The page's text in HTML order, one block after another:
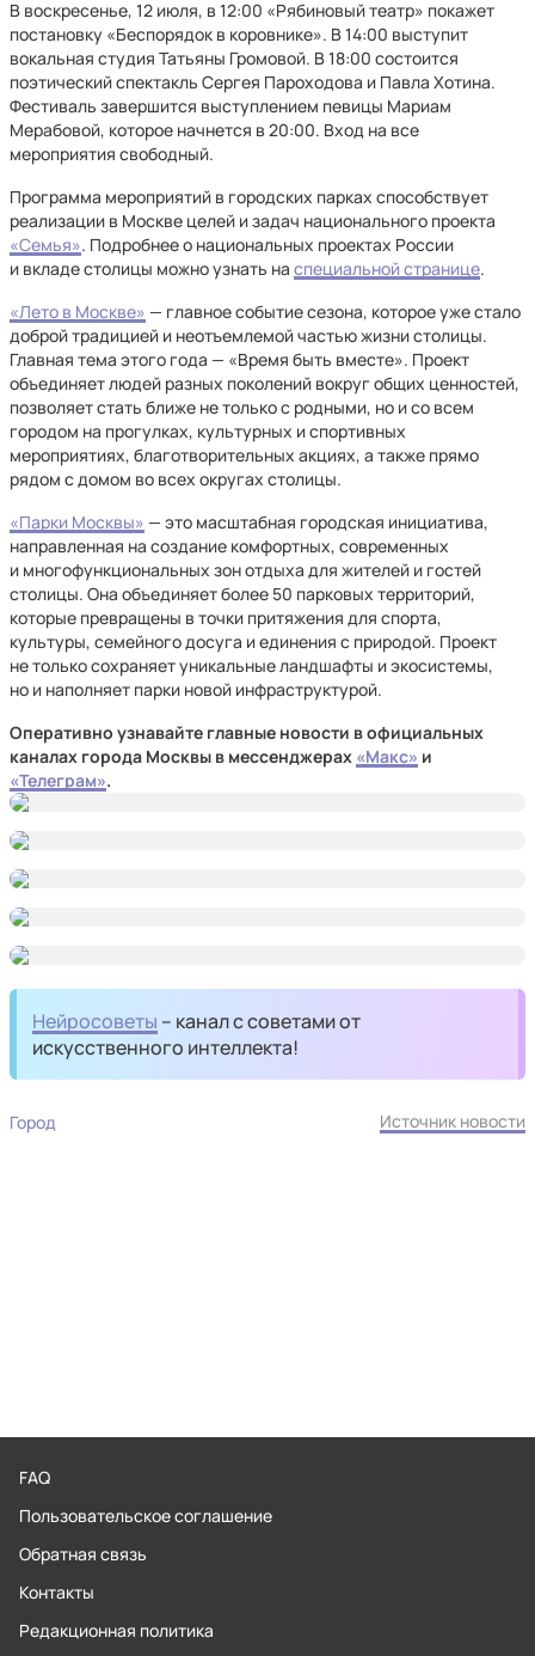
В воскресенье, 12 июля, в 12:00 «Рябиновый театр» покажет
постановку «Беспорядок в коровнике». В 14:00 выступит
вокальная студия Татьяны Громовой. В 18:00 состоится
поэтический спектакль Сергея Пароходова и Павла Хотина.
Фестиваль завершится выступлением певицы Мариам
Мерабовой, которое начнется в 20:00. Вход на все
мероприятия свободный.
Программа мероприятий в городских парках способствует
реализации в Москве целей и задач национального проекта
«Семья». Подробнее о национальных проектах России
и вкладе столицы можно узнать на специальной странице.
«Лето в Москве» — главное событие сезона, которое уже стало
доброй традицией и неотъемлемой частью жизни столицы.
Главная тема этого года — «Время быть вместе». Проект
объединяет людей разных поколений вокруг общих ценностей,
позволяет стать ближе не только с родными, но и со всем
городом на прогулках, культурных и спортивных
мероприятиях, благотворительных акциях, а также прямо
рядом с домом во всех округах столицы.
«Парки Москвы» — это масштабная городская инициатива,
направленная на создание комфортных, современных
и многофункциональных зон отдыха для жителей и гостей
столицы. Она объединяет более 50 парковых территорий,
которые превращены в точки притяжения для спорта,
культуры, семейного досуга и единения с природой. Проект
не только сохраняет уникальные ландшафты и экосистемы,
но и наполняет парки новой инфраструктурой.
Оперативно узнавайте главные новости в официальных
каналах города Москвы в мессенджерах «Макс» и
«Телеграм».
Нейросоветы – канал с советами от
искусственного интеллекта!
Город Источник новости
FAQ
Пользовательское соглашение
Обратная связь
Контакты
Редакционная политика